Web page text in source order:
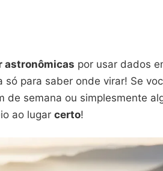
astronômicas por usar dados
para saber onde virar! Se
de semana ou simplesmente
ao lugar certo!